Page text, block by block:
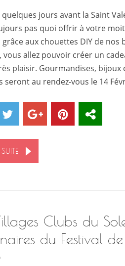
quelques jours avant la Saint
pas quoi offrir à votre
grâce aux chouettes DIY de nos
vous allez pouvoir créer un
plaisir. Gourmandises, bijoux
seront au rendez-vous le 14
Clubs du
du Festival